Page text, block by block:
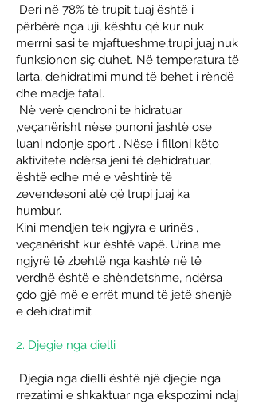
Deri në 78% të trupit tuaj është i
përbërë nga uji, kështu që kur nuk
merrni sasi te mjaftueshme,trupi juaj nuk
funksionon siç duhet. Në temperatura të
larta, dehidratimi mund të behet i rëndë
dhe madje fatal.
Në verë qendroni te hidratuar
,veçanërisht nëse punoni jashtë ose
luani ndonje sport . Nëse i filloni këto
aktivitete ndërsa jeni të dehidratuar,
është edhe më e vështirë të
zevendesoni atë që trupi juaj ka
humbur.
Kini mendjen tek ngjyra e urinës ,
veçanërisht kur është vapë. Urina me
ngjyrë të zbehtë nga kashtë në të
verdhë është e shëndetshme, ndërsa
çdo gjë më e errët mund të jetë shenjë
e dehidratimit .
2. Djegie nga dielli
Djegia nga dielli është një djegie nga
rrezatimi e shkaktuar nga ekspozimi ndaj